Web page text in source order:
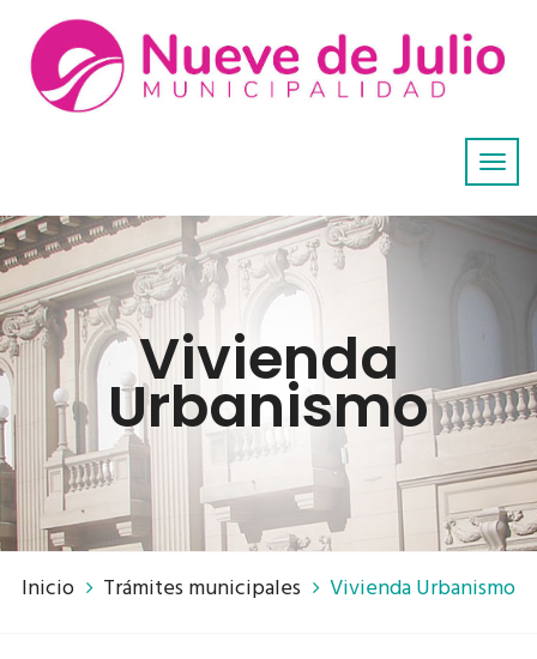
Vivienda
Urbanismo
Inicio Trámites municipales Vivienda Urbanismo